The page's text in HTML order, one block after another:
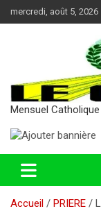
au
mercredi, août 5, 2026
Mensuel
Accueil PRIERE